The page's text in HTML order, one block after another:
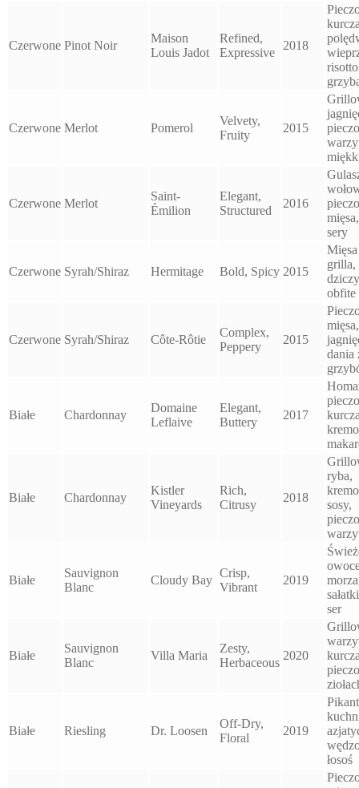
Czerwone Pinot Noir
Maison
Louis Jadot
Refined,
Expressive
2018
Czerwone Merlot Pomerol
Velvety,
Fruity
2015
Czerwone Merlot
Saint-
Émilion
Elegant,
Structured
2016
sery
Czerwone Syrah/Shiraz Hermitage Bold, Spicy 2015
grilla,
obfite
Czerwone Syrah/Shiraz Côte-Rôtie
Complex,
Peppery
2015
mięsa,
dania
Białe Chardonnay
Domaine
Leflaive
Elegant,
Buttery
2017
Białe Chardonnay
Kistler
Vineyards
Rich,
Citrusy
2018
ryba,
sosy,
Białe
Sauvignon
Blanc
Cloudy Bay
Crisp,
Vibrant
2019
ser
Białe
Sauvignon
Blanc
Villa Maria
Zesty,
Herbaceous
2020
Białe Riesling Dr. Loosen
Off-Dry,
Floral
2019
łosoś